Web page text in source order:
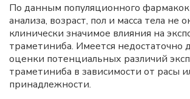
По данным популяционного
анализа, возраст, пол и масса тела не
клинически значимое влияния на
траметиниба. Имеется недостаточно
оценки потенциальных различий
траметиниба в зависимости от расы
принадлежности.